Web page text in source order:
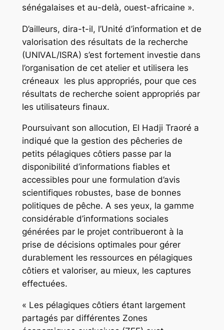
sénégalaises et au-delà, ouest-africaine ».
D’ailleurs, dira-t-il, l’Unité d’information et de
valorisation des résultats de la recherche
(UNIVAL/ISRA) s’est fortement investie dans
l’organisation de cet atelier et utilisera les
créneaux les plus appropriés, pour que ces
résultats de recherche soient appropriés par
les utilisateurs finaux.
Poursuivant son allocution, El Hadji Traoré a
indiqué que la gestion des pêcheries de
petits pélagiques côtiers passe par la
disponibilité d’informations fiables et
accessibles pour une formulation d’avis
scientifiques robustes, base de bonnes
politiques de pêche. A ses yeux, la gamme
considérable d’informations sociales
générées par le projet contribueront à la
prise de décisions optimales pour gérer
durablement les ressources en pélagiques
côtiers et valoriser, au mieux, les captures
effectuées.
« Les pélagiques côtiers étant largement
partagés par différentes Zones